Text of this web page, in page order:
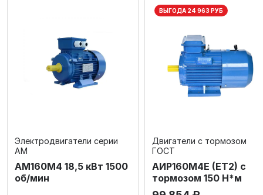
Электродвигатели серии
АМ
АМ160М4 18,5 кВт 1500
об/мин
ВЫГОДА 24 963 РУБ
Двигатели с тормозом
ГОСТ
АИР160М4E (ET2) с
тормозом 150 Н*м